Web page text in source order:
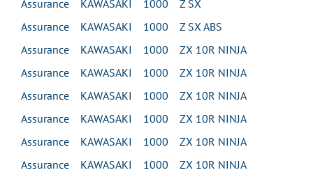
Assurance KAWASAKI 1000 Z SX
Assurance KAWASAKI 1000 Z SX ABS
Assurance KAWASAKI 1000 ZX 10R NINJA
Assurance KAWASAKI 1000 ZX 10R NINJA
Assurance KAWASAKI 1000 ZX 10R NINJA
Assurance KAWASAKI 1000 ZX 10R NINJA
Assurance KAWASAKI 1000 ZX 10R NINJA
Assurance KAWASAKI 1000 ZX 10R NINJA